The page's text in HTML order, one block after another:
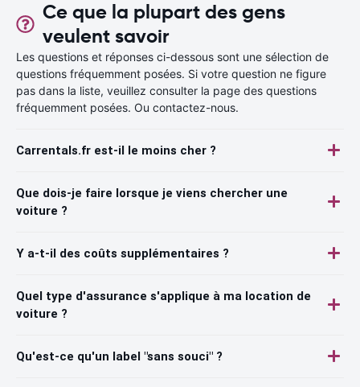
Ce que la plupart des gens
veulent savoir
Les questions et réponses ci-dessous sont une sélection de
questions fréquemment posées. Si votre question ne figure
pas dans la liste, veuillez consulter la page des questions
fréquemment posées. Ou contactez-nous.
Carrentals.fr est-il le moins cher ?
Que dois-je faire lorsque je viens chercher une
voiture ?
Y a-t-il des coûts supplémentaires ?
Quel type d'assurance s'applique à ma location de
voiture ?
Qu'est-ce qu'un label "sans souci" ?